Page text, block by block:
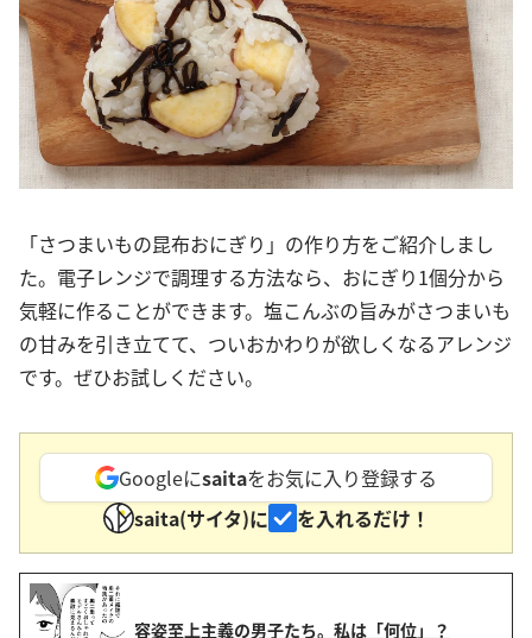
「さつまいもの昆布おにぎり」の作り方をご紹介しまし
た。電子レンジで調理する方法なら、おにぎり1個分から
気軽に作ることができます。塩こんぶの旨みがさつまいも
の甘みを引き立てて、ついおかわりが欲しくなるアレンジ
です。ぜひお試しください。
Googleにsaitaをお気に入り登録する
saita(サイタ)に
を入れるだけ！
容姿至上主義の男子たち。私は「何位」？